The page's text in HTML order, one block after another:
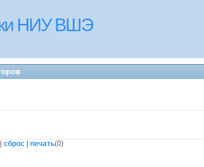
НИУ ВШЭ
сброс печать(0)